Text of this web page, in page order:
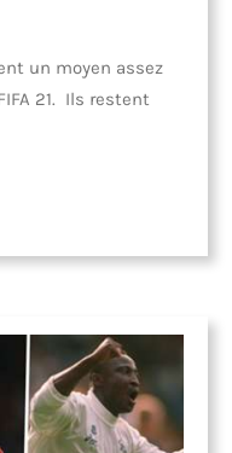
un moyen assez
21. Ils restent